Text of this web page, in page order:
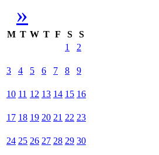
»
M T W T F S
S
1
2
3 4 5 6 7 8 9
10 11 12 13 14 15 16
17 18 19 20 21 22 23
24 25 26 27 28 29 30